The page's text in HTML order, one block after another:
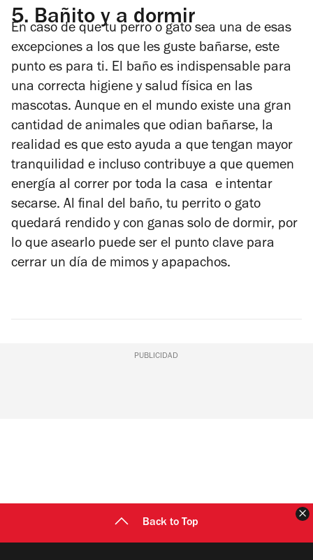
5. Bañito y a dormir
En caso de que tu perro o gato sea una de esas
excepciones a los que les guste bañarse, este
punto es para ti. El baño es indispensable para
una correcta higiene y salud física en las
mascotas. Aunque en el mundo existe una gran
cantidad de animales que odian bañarse, la
realidad es que esto ayuda a que tengan mayor
tranquilidad e incluso contribuye a que quemen
energía al correr por toda la casa e intentar
secarse. Al final del baño, tu perrito o gato
quedará rendido y con ganas solo de dormir, por
lo que asearlo puede ser el punto clave para
cerrar un día de mimos y apapachos.
PUBLICIDAD
Back to Top